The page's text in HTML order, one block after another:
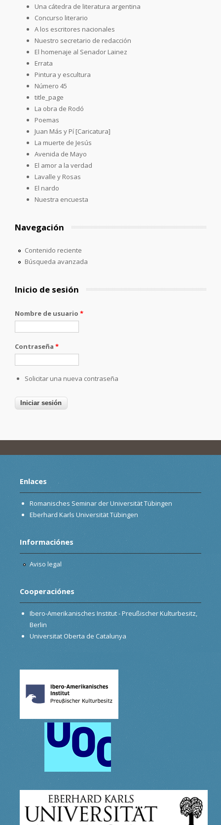
Una cátedra de literatura argentina
Concurso literario
A los escritores nacionales
Nuestro secretario de redacción
El homenaje al Senador Lainez
Errata
Pintura y escultura
Número 45
title_page
La obra de Rodó
Poemas
Juan Más y Pí [Caricatura]
La muerte de Jesús
Avenida de Mayo
El amor a la verdad
Lavalle y Rosas
El nardo
Nuestra encuesta
Navegación
Contenido reciente
Búsqueda avanzada
Inicio de sesión
Nombre de usuario *
Contraseña *
Solicitar una nueva contraseña
Enlaces
Romanisches Seminar der Universität Tübingen
Eberhard Karls Universität Tübingen
Informaciónes
Aviso legal
Cooperaciónes
Ibero-Amerikanisches Institut - Preußischer Kulturbesitz,
Berlin
Universitat Oberta de Catalunya